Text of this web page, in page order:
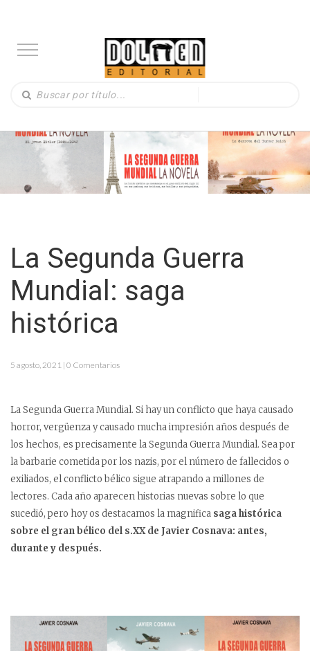
La Segunda Guerra
Mundial: saga
histórica
5 agosto, 2021 | 0 Comentarios
La Segunda Guerra Mundial. Si hay un conflicto que haya causado
horror, vergüenza y causado mucha impresión años después de
los hechos, es precisamente la Segunda Guerra Mundial. Sea por
la barbarie cometida por los nazis, por el número de fallecidos o
exiliados, el conflicto bélico sigue atrapando a millones de
lectores. Cada año aparecen historias nuevas sobre lo que
sucedió, pero hoy os destacamos la magnifica saga histórica
sobre el gran bélico del s.XX de Javier Cosnava: antes,
durante y después.